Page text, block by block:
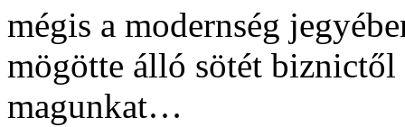
mégis a modernség
mögötte álló sötét
magunkat…